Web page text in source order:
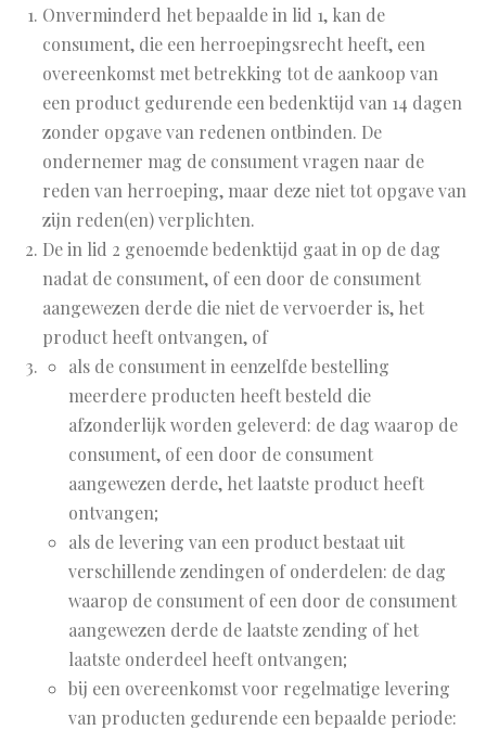
Onverminderd het bepaalde in lid 1, kan de
consument, die een herroepingsrecht heeft, een
overeenkomst met betrekking tot de aankoop van
een product gedurende een bedenktijd van 14 dagen
zonder opgave van redenen ontbinden. De
ondernemer mag de consument vragen naar de
reden van herroeping, maar deze niet tot opgave van
zijn reden(en) verplichten.
De in lid 2 genoemde bedenktijd gaat in op de dag
nadat de consument, of een door de consument
aangewezen derde die niet de vervoerder is, het
product heeft ontvangen, of
als de consument in eenzelfde bestelling
meerdere producten heeft besteld die
afzonderlijk worden geleverd: de dag waarop de
consument, of een door de consument
aangewezen derde, het laatste product heeft
ontvangen;
als de levering van een product bestaat uit
verschillende zendingen of onderdelen: de dag
waarop de consument of een door de consument
aangewezen derde de laatste zending of het
laatste onderdeel heeft ontvangen;
bij een overeenkomst voor regelmatige levering
van producten gedurende een bepaalde periode: